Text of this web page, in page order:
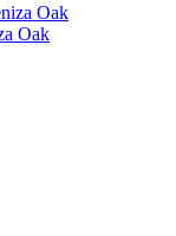
Oak